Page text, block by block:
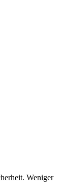
Weniger